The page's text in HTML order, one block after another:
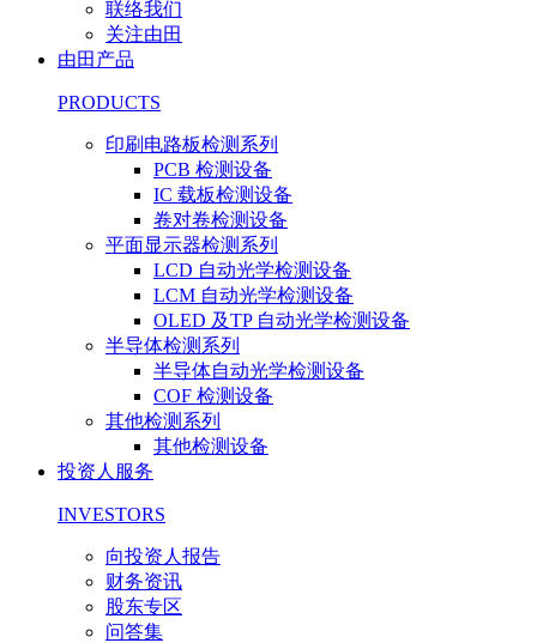
联络我们
关注由田
由田产品
PRODUCTS
印刷电路板检测系列
PCB 检测设备
IC 载板检测设备
卷对卷检测设备
平面显示器检测系列
LCD 自动光学检测设备
LCM 自动光学检测设备
OLED 及TP 自动光学检测设备
半导体检测系列
半导体自动光学检测设备
COF 检测设备
其他检测系列
其他检测设备
投资人服务
INVESTORS
向投资人报告
财务资讯
股东专区
问答集